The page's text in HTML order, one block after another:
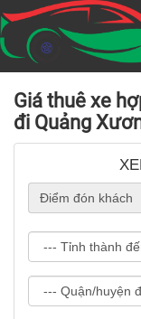
Giá thuê xe
đi Quảng
Điểm đón khách